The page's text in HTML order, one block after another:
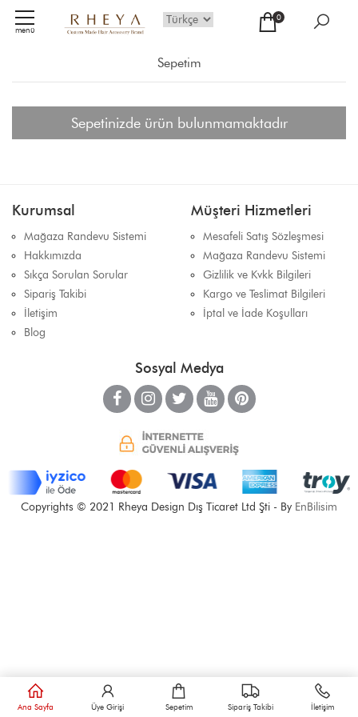
menü
0
Sepetim
Sepetinizde ürün bulunmamaktadır
Kurumsal
Mağaza Randevu Sistemi
Hakkımızda
Sıkça Sorulan Sorular
Sipariş Takibi
İletişim
Blog
Müşteri Hizmetleri
Mesafeli Satış Sözleşmesi
Mağaza Randevu Sistemi
Gizlilik ve Kvkk Bilgileri
Kargo ve Teslimat Bilgileri
İptal ve İade Koşulları
Sosyal Medya
Copyrights © 2021 Rheya Design Dış Ticaret Ltd Şti - By EnBilisim
Ana Sayfa Üye Girişi Sepetim Sipariş Takibi İletişim